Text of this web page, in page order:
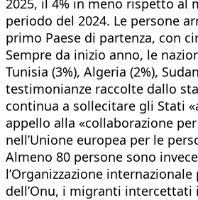
2025, il 4% in meno rispetto al
periodo del 2024. Le persone
primo Paese di partenza, con
Sempre da inizio anno, le
Tunisia (3%), Algeria (2%),
testimonianze raccolte dallo
continua a sollecitare gli Stati
appello alla «collaborazione
nell’Unione europea per le
Almeno 80 persone sono
l’Organizzazione
dell’Onu, i migranti